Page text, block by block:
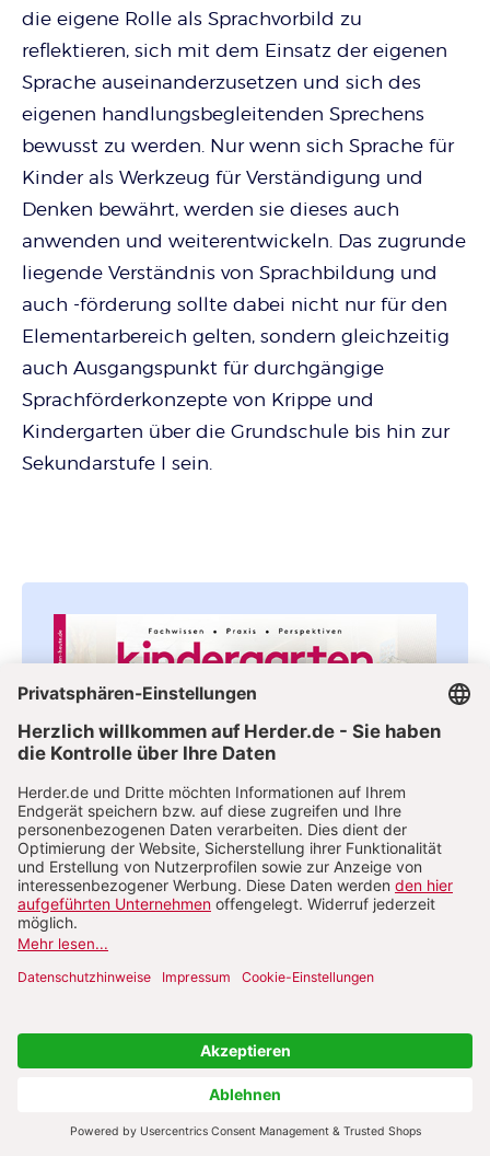
die eigene Rolle als Sprachvorbild zu
reflektieren, sich mit dem Einsatz der eigenen
Sprache auseinanderzusetzen und sich des
eigenen handlungsbegleitenden Sprechens
bewusst zu werden. Nur wenn sich Sprache für
Kinder als Werkzeug für Verständigung und
Denken bewährt, werden sie dieses auch
anwenden und weiterentwickeln. Das zugrunde
liegende Verständnis von Sprachbildung und
auch -förderung sollte dabei nicht nur für den
Elementarbereich gelten, sondern gleichzeitig
auch Ausgangspunkt für durchgängige
Sprachförderkonzepte von Krippe und
Kindergarten über die Grundschule bis hin zur
Sekundarstufe I sein.
Das Fachmagazin im Abo